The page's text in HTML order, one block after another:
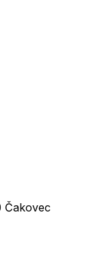
Čakovec